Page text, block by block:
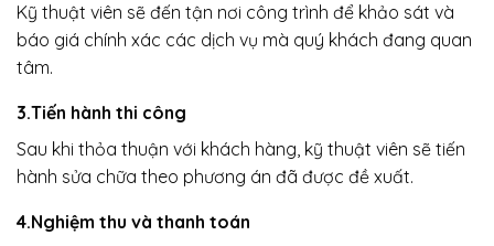
Kỹ thuật viên sẽ đến tận nơi công trình để khảo sát và
báo giá chính xác các dịch vụ mà quý khách đang quan
tâm.
3.Tiến hành thi công
Sau khi thỏa thuận với khách hàng, kỹ thuật viên sẽ tiến
hành sửa chữa theo phương án đã được đề xuất.
4.Nghiệm thu và thanh toán